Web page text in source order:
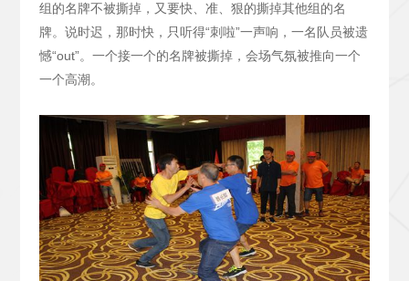
组的名牌不被撕掉，又要快、准、狠的撕掉其他组的名
牌。说时迟，那时快，只听得“刺啦”一声响，一名队员被遗
憾“out”。一个接一个的名牌被撕掉，会场气氛被推向一个
一个高潮。